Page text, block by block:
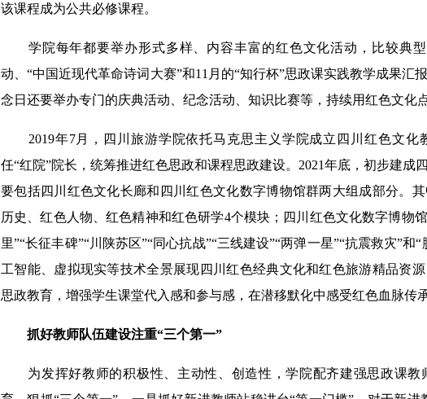
该课程成为公共必修课程。
学院每年都要举办形式多样、内容丰富的红色文化活动，比较典型
动、“中国近现代革命诗词大赛”和11月的“知行杯”思政课实践教学成果汇
念日还要举办专门的庆典活动、纪念活动、知识比赛等，持续用红色文化
2019年7月，四川旅游学院依托马克思主义学院成立四川红色文化
任“红院”院长，统筹推进红色思政和课程思政建设。2021年底，初步建成
要包括四川红色文化长廊和四川红色文化数字博物馆群两大组成部分。
历史、红色人物、红色精神和红色研学4个模块；四川红色文化数字博物
里”“长征丰碑”“川陕苏区”“同心抗战”“三线建设”“两弹一星”“抗震救灾”和
工智能、虚拟现实等技术全景展现四川红色经典文化和红色旅游精品资
思政教育，增强学生课堂代入感和参与感，在潜移默化中感受红色血脉传承
抓好教师队伍建设注重“三个第一”
为发挥好教师的积极性、主动性、创造性，学院配齐建强思政课教